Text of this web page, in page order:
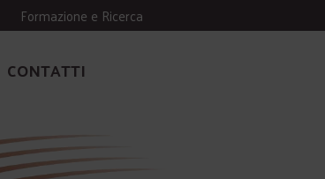
Formazione e Ricerca
CONTATTI